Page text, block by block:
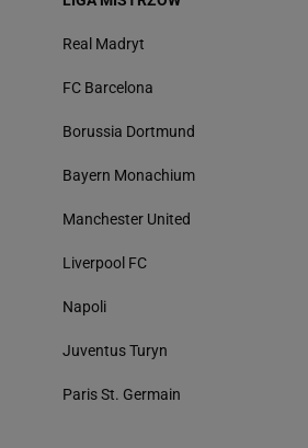
Real Madryt
FC Barcelona
Borussia Dortmund
Bayern Monachium
Manchester United
Liverpool FC
Napoli
Juventus Turyn
Paris St. Germain